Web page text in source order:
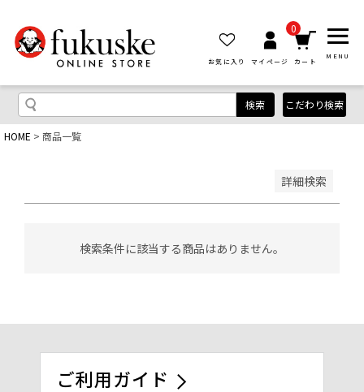
お気に入り マイページ
0
カート
MENU
検索 こだわり検索
HOME 商品一覧
詳細検索
レビュー順
キーワードヒット順
検索条件に該当する商品はありません。
ご利用ガイド